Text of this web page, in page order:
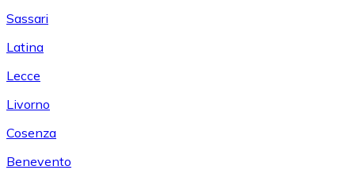
Sassari
Latina
Lecce
Livorno
Cosenza
Benevento